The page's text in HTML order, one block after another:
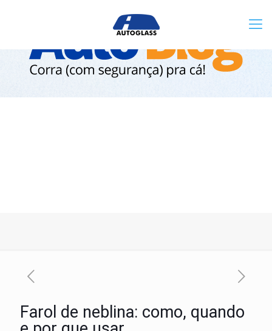
Farol de neblina: como, quando